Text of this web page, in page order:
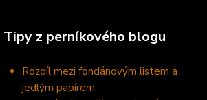
Tipy z perníkového blogu
Rozdíl mezi fondánovým listem a
jedlým papírem